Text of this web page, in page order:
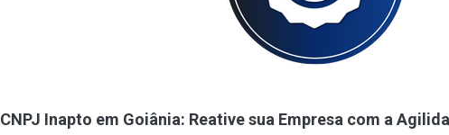
CNPJ Inapto em Goiânia: Reative sua Empresa com a